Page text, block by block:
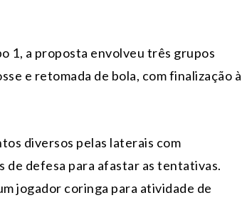
1, a proposta envolveu três grupos
e retomada de bola, com finalização à
diversos pelas laterais com
de defesa para afastar as tentativas.
jogador coringa para atividade de